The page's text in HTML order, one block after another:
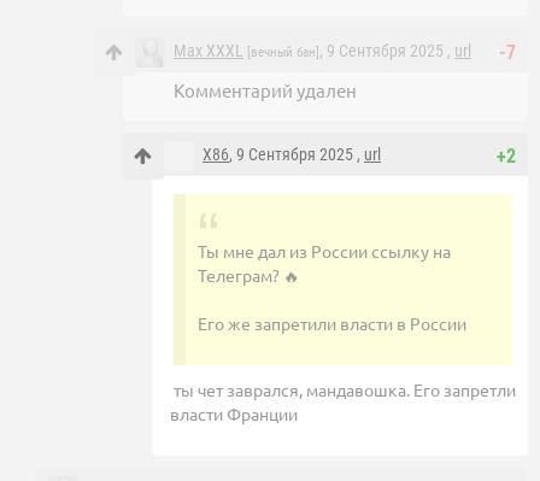
-7
Маx XXXL [вечный бан] , 9 Сентября 2025 , url
Комментарий удален
+2
X86, 9 Сентября 2025 , url
Ты мне дал из России ссылку на
Телеграм? 🔥
Его же запретили власти в России
ты чет заврался, мандавошка. Его запретли
власти Франции